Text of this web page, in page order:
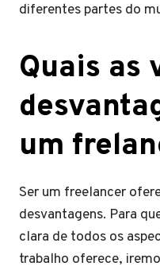
diferentes partes do
Quais as
um
Ser um freelancer
desvantagens. Para
clara de todos os
trabalho oferece,